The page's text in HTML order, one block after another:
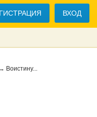
ВХОД
→ Воистину...